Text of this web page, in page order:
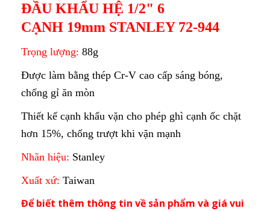
ĐẦU KHẨU HỆ 1/2" 6
CẠNH 19mm STANLEY 72-944
Trọng lượng: 88g
Được làm bằng thép Cr-V cao cấp sáng bóng,
chống gỉ ăn mòn
Thiết kế cạnh khẩu vặn cho phép ghì cạnh ốc chặt
hơn 15%, chống trượt khi vặn mạnh
Nhãn hiệu: Stanley
Xuất xứ: Taiwan
Để biết thêm thông tin về sản phẩm và giá vui